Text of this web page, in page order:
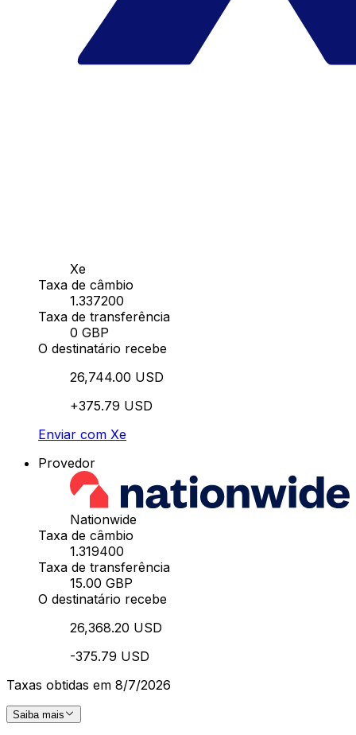
Xe
Taxa de câmbio
1.337200
Taxa de transferência
0 GBP
O destinatário recebe
26,744.00 USD
+375.79 USD
Enviar com Xe
Provedor
Nationwide
Taxa de câmbio
1.319400
Taxa de transferência
15.00 GBP
O destinatário recebe
26,368.20 USD
-375.79 USD
Taxas obtidas em 8/7/2026
Saiba mais